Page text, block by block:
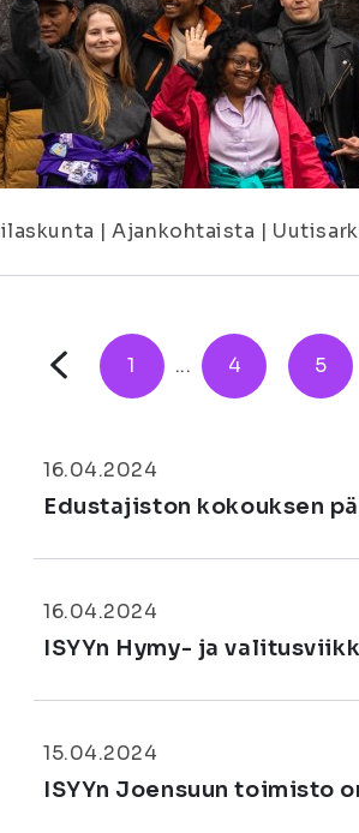
| Ajankohtaista |
1 ... 4 5
16.04.2024
Edustajiston kokouksen
16.04.2024
ISYYn Hymy- ja
15.04.2024
ISYYn Joensuun toimisto